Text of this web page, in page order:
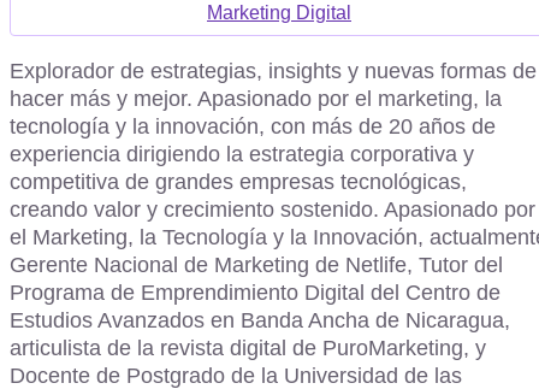
Marketing Digital
Explorador de estrategias, insights y nuevas formas de
hacer más y mejor. Apasionado por el marketing, la
tecnología y la innovación, con más de 20 años de
experiencia dirigiendo la estrategia corporativa y
competitiva de grandes empresas tecnológicas,
creando valor y crecimiento sostenido. Apasionado por
el Marketing, la Tecnología y la Innovación,
Gerente Nacional de Marketing de Netlife, Tutor del
Programa de Emprendimiento Digital del Centro de
Estudios Avanzados en Banda Ancha de Nicaragua,
articulista de la revista digital de PuroMarketing, y
Docente de Postgrado de la Universidad de las